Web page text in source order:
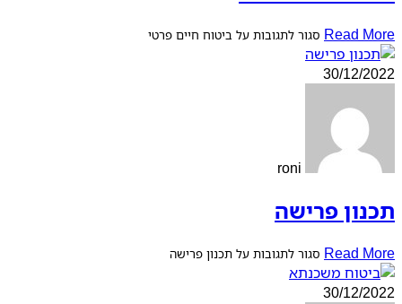
Read More סגור לתגובות על ביטוח חיים פרטי
30/12/2022
תכנון פרישה
Read More סגור לתגובות על תכנון פרישה
30/12/2022